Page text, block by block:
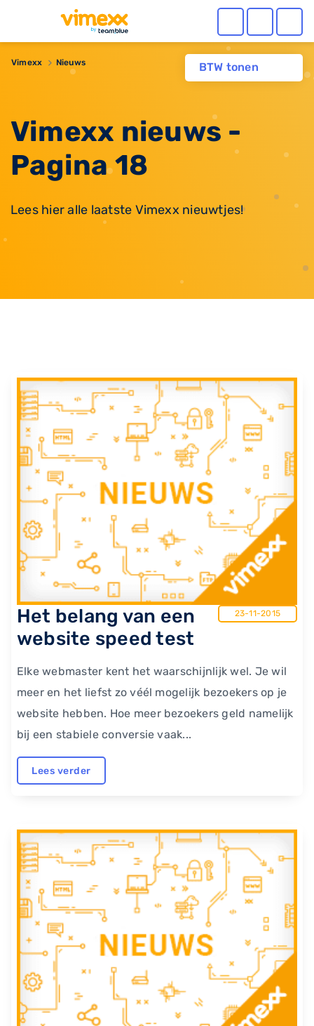
BTW tonen
Vimexx Nieuws
Vimexx nieuws -
Pagina 18
Lees hier alle laatste Vimexx nieuwtjes!
Het belang van een
website speed test
23-11-2015
Elke webmaster kent het waarschijnlijk wel. Je wil
meer en het liefst zo véél mogelijk bezoekers op je
website hebben. Hoe meer bezoekers geld namelijk
bij een stabiele conversie vaak...
Lees verder